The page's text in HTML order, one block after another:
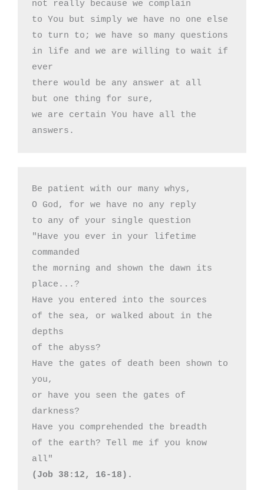
not really because we complain
to You but simply we have no one else
to turn to; we have so many questions
in life and we are willing to wait if
ever
there would be any answer at all
but one thing for sure,
we are certain You have all the
answers.
Be patient with our many whys,
O God, for we have no any reply
to any of your single question
"Have you ever in your lifetime
commanded
the morning and shown the dawn its
place...?
Have you entered into the sources
of the sea, or walked about in the
depths
of the abyss?
Have the gates of death been shown to
you,
or have you seen the gates of
darkness?
Have you comprehended the breadth
of the earth? Tell me if you know
(Job 38:12, 16-18).